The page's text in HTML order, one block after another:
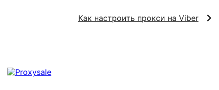
Как настроить прокси на Viber